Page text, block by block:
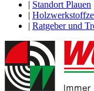
| Standort Plauen
|
| Ratgeber und